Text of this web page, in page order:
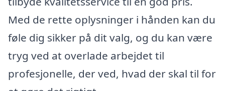
Med de rette oplysninger i hånden kan du
føle dig sikker på dit valg, og du kan være
tryg ved at overlade arbejdet til
profesjonelle, der ved, hvad der skal til for